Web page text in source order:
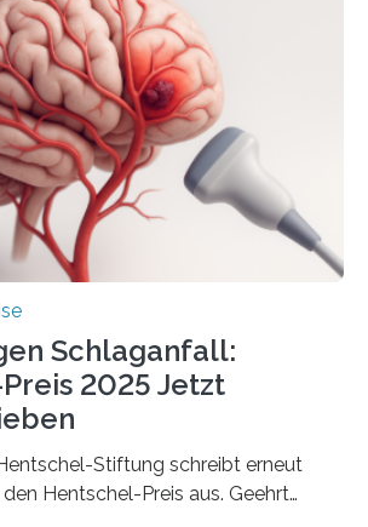
Industrielle
(IGF), Zentrales
Mittelstand (ZIM) und
INNO-KOM. Auf dem
2025 am 5. Juni 2025 in
das Bundesministerium für
eine gute Nachricht:
Verpflichtungsermächtigungen in
Schlaganfall:
2025 Jetzt
Stiftung schreibt erneut
Hentschel-Preis aus. Geehrt